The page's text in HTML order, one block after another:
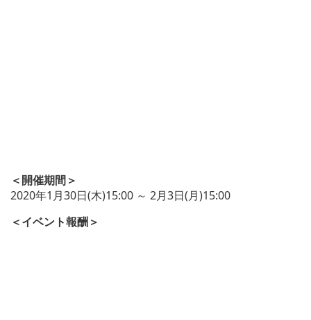
＜開催期間＞
2020年1月30日(木)15:00 ～ 2月3日(月)15:00
＜イベント報酬＞